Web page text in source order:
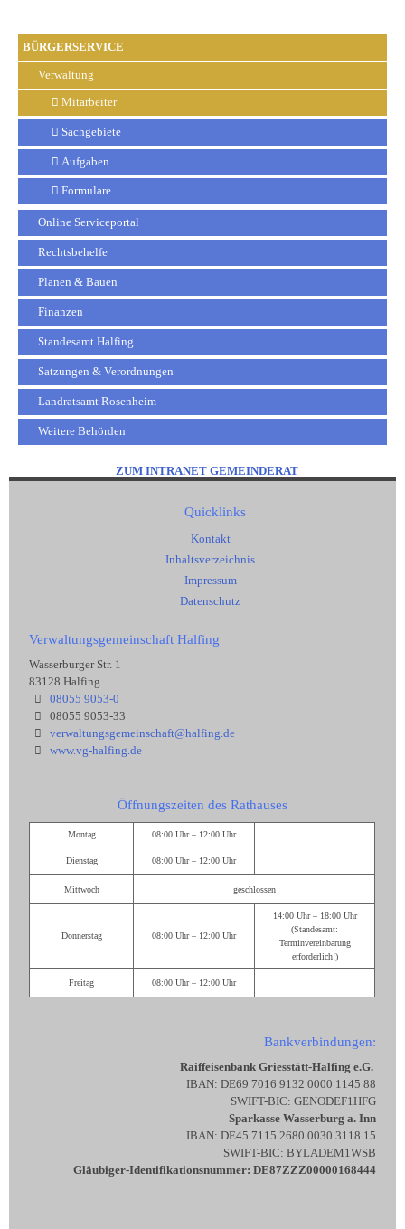
BÜRGERSERVICE
Verwaltung
Mitarbeiter
Sachgebiete
Aufgaben
Formulare
Online Serviceportal
Rechtsbehelfe
Planen & Bauen
Finanzen
Standesamt Halfing
Satzungen & Verordnungen
Landratsamt Rosenheim
Weitere Behörden
ZUM INTRANET GEMEINDERAT
Quicklinks
Kontakt
Inhaltsverzeichnis
Impressum
Datenschutz
Verwaltungsgemeinschaft Halfing
Wasserburger Str. 1
83128 Halfing
08055 9053-0
08055 9053-33
verwaltungsgemeinschaft@halfing.de
www.vg-halfing.de
Öffnungszeiten des Rathauses
Montag 08:00 Uhr – 12:00 Uhr
Dienstag 08:00 Uhr – 12:00 Uhr
Mittwoch geschlossen
Donnerstag 08:00 Uhr – 12:00 Uhr
14:00 Uhr – 18:00 Uhr
(Standesamt:
Terminvereinbarung
erforderlich!)
Freitag 08:00 Uhr – 12:00 Uhr
Bankverbindungen:
Raiffeisenbank Griesstätt-Halfing e.G.
IBAN: DE69 7016 9132 0000 1145 88
SWIFT-BIC: GENODEF1HFG
Sparkasse Wasserburg a. Inn
IBAN: DE45 7115 2680 0030 3118 15
SWIFT-BIC: BYLADEM1WSB
Gläubiger-Identifikationsnummer: DE87ZZZ00000168444